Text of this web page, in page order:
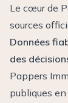
Le cœur de
sources
Données
des
Pappers
publiques